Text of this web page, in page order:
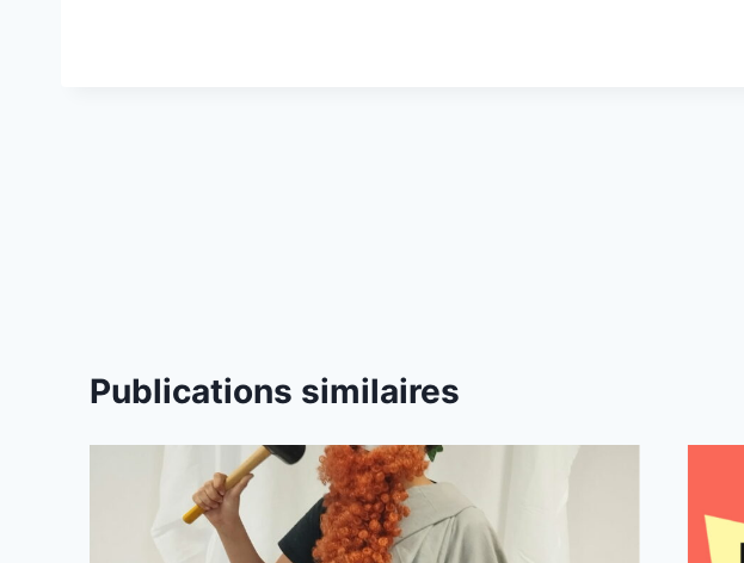
Publications similaires